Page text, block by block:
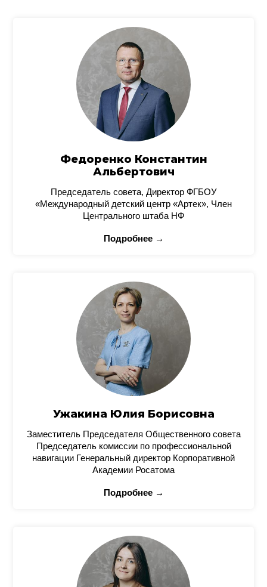
Федоренко Константин
Альбертович
Председатель совета, Директор ФГБОУ
«Международный детский центр «Артек», Член
Центрального штаба НФ
Подробнее →
Ужакина Юлия Борисовна
Заместитель Председателя Общественного совета
Председатель комиссии по профессиональной
навигации Генеральный директор Корпоративной
Академии Росатома
Подробнее →